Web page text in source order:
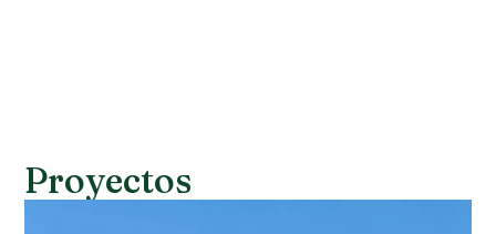
Proyectos